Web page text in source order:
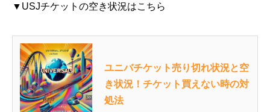
▼USJチケットの空き状況はこちら
ユニバチケット売り切れ状況と空
き状況！チケット買えない時の対
処法